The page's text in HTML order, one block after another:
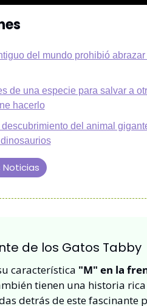
del mundo prohibió abrazar
de una especie para salvar a
hacerlo
del animal
Noticias
de los Gatos Tabby
característica "M" en la
tienen una historia
detrás de este fascinante